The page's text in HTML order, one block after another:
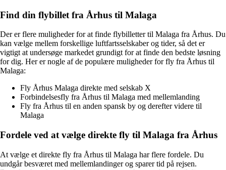
Find din flybillet fra Århus til Malaga
Der er flere muligheder for at finde flybilletter til Malaga fra Århus. Du
kan vælge mellem forskellige luftfartsselskaber og tider, så det er
vigtigt at undersøge markedet grundigt for at finde den bedste løsning
for dig. Her er nogle af de populære muligheder for fly fra Århus til
Malaga:
Fly Århus Malaga direkte med selskab X
Forbindelsesfly fra Århus til Malaga med mellemlanding
Fly fra Århus til en anden spansk by og derefter videre til
Malaga
Fordele ved at vælge direkte fly til Malaga fra Århus
At vælge et direkte fly fra Århus til Malaga har flere fordele. Du
undgår besværet med mellemlandinger og sparer tid på rejsen.